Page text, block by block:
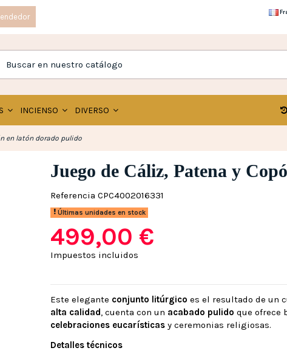
INCIENSO DIVERSO
en latón dorado pulido
Juego de Cáliz, Patena y
Referencia CPC4002016331
Últimas unidades en stock
499,00 €
Impuestos incluidos
Este elegante conjunto litúrgico es el resultado de un
alta calidad, cuenta con un acabado pulido que ofrece
celebraciones eucarísticas y ceremonias religiosas.
Detalles técnicos